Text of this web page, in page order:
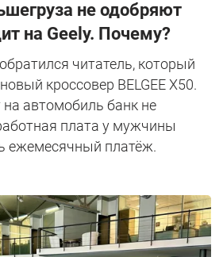
не одобряют
на Geely. Почему?
читатель, который
кроссовер BELGEE X50.
на автомобиль банк не
плата у мужчины
ежемесячный платёж.